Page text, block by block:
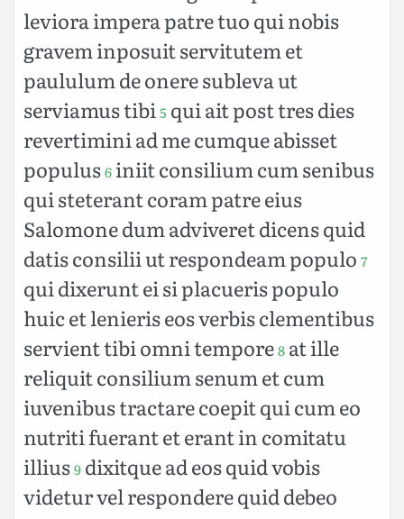
leviora impera patre tuo qui nobis
gravem inposuit servitutem et
paululum de onere subleva ut
serviamus tibi5 qui ait post tres dies
revertimini ad me cumque abisset
populus6iniit consilium cum senibus
qui steterant coram patre eius
Salomone dum adviveret dicens quid
datis consilii ut respondeam populo 7
qui dixerunt ei si placueris populo
huic et lenieris eos verbis clementibus
servient tibi omni tempore8 at ille
reliquit consilium senum et cum
iuvenibus tractare coepit qui cum eo
nutriti fuerant et erant in comitatu
illius9 dixitque ad eos quid vobis
videtur vel respondere quid debeo